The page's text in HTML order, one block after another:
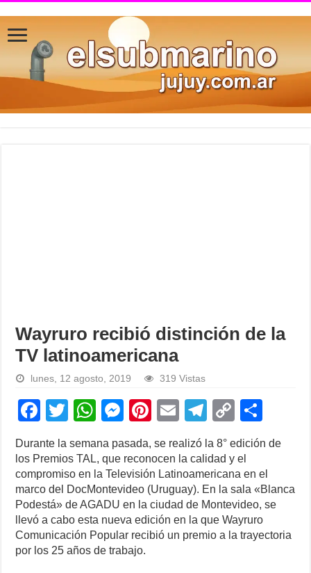
Wayruro recibió distinción de la
TV latinoamericana
lunes, 12 agosto, 2019 319 Vistas
F
c
e
b
o
o
T
tt
er
W
at
s
A
p
p
M
ss
e
n
g
er
Pi
er
e
st
E
m
ail
T
el
e
gr
a
m
C
o
p
y
Li
n
k
h
ar
e
Durante la semana pasada, se realizó la 8° edición de
los Premios TAL, que reconocen la calidad y el
compromiso en la Televisión Latinoamericana en el
marco del DocMontevideo (Uruguay). En la sala «Blanca
Podestá» de AGADU en la ciudad de Montevideo, se
llevó a cabo esta nueva edición en la que Wayruro
Comunicación Popular recibió un premio a la trayectoria
por los 25 años de trabajo.